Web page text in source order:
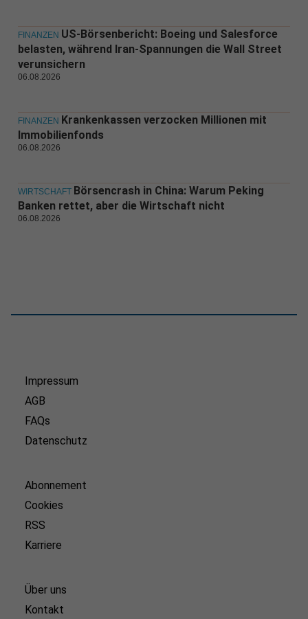
FINANZEN US-Börsenbericht: Boeing und Salesforce
belasten, während Iran-Spannungen die Wall Street
verunsichern
06.08.2026
FINANZEN Krankenkassen verzocken Millionen mit
Immobilienfonds
06.08.2026
WIRTSCHAFT Börsencrash in China: Warum Peking
Banken rettet, aber die Wirtschaft nicht
06.08.2026
Impressum
AGB
FAQs
Datenschutz
Abonnement
Cookies
RSS
Karriere
Über uns
Kontakt